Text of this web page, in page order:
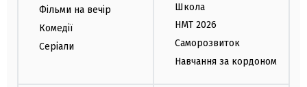
Фільми на вечір
Комедії
Серіали
Школа
НМТ 2026
Саморозвиток
Навчання за кордоном